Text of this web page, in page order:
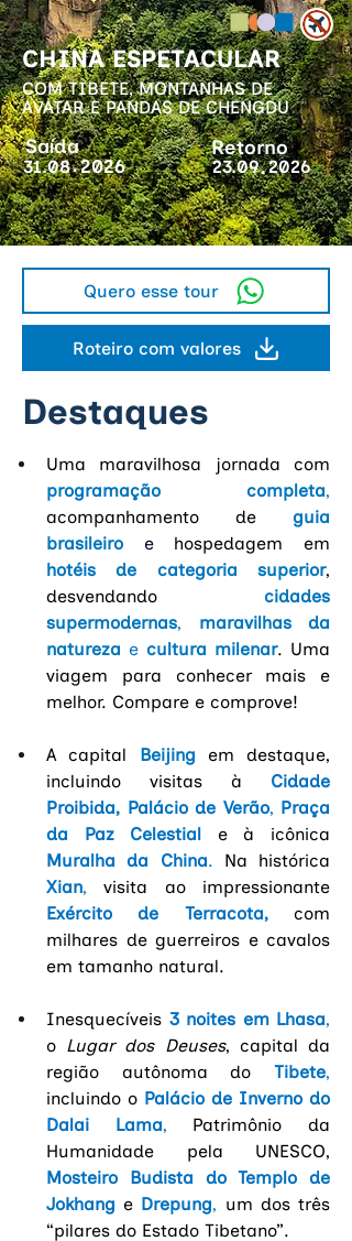
CHINA ESPETACULAR
COM TIBETE, MONTANHAS DE
AVATAR E PANDAS DE CHENGDU
Saída
31.08.2026
Retorno
23.09.2026
Quero esse tour
Roteiro com valores
Destaques
Uma maravilhosa jornada com
programação completa
acompanhamento de
guia
brasileiro e
hotéis de categoria superior,
desvendando
cidades
supermodernas, maravilhas da
natureza e cultura milenar. Uma
viagem para conhecer mais e
melhor. Compare e comprove!
A capital Beijing em destaque,
incluindo visitas à Cidade
Proibida, Palácio de Verão, Praça
da Paz Celestial
Muralha da China. Na histórica
Xian, visita ao impressionante
Exército de Terracota, com
milhares de guerreiros e cavalos
em tamanho natural.
Inesquecíveis 3 noites em Lhasa,
o Lugar dos Deuses, capital da
região autônoma do
Tibete
incluindo o Palácio de Inverno do
Dalai Lama, Patrimônio da
Humanidade pela UNESCO,
Mosteiro Budista do Templo de
Jokhang e Drepung, um dos três
“pilares do Estado Tibetano”.